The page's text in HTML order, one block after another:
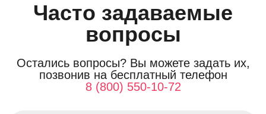
Часто задаваемые
вопросы
Остались вопросы? Вы можете задать их,
позвонив на бесплатный телефон
8 (800) 550-10-72